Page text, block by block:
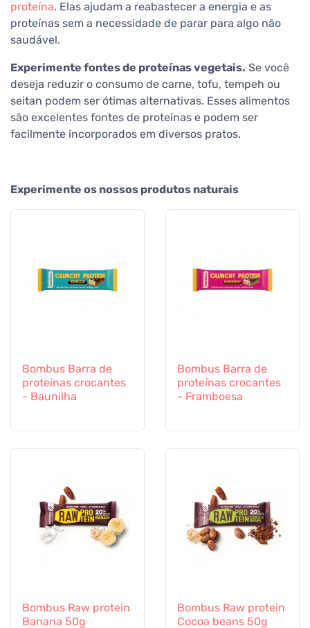
proteína. Elas ajudam a reabastecer a energia e as
proteínas sem a necessidade de parar para algo não
saudável.
Experimente fontes de proteínas vegetais. Se você
deseja reduzir o consumo de carne, tofu, tempeh ou
seitan podem ser ótimas alternativas. Esses alimentos
são excelentes fontes de proteínas e podem ser
facilmente incorporados em diversos pratos.
Experimente os nossos produtos naturais
Bombus Barra de
proteínas crocantes
- Baunilha
Bombus Barra de
proteínas crocantes
- Framboesa
Bombus Raw protein
Banana 50g
Bombus Raw protein
Cocoa beans 50g